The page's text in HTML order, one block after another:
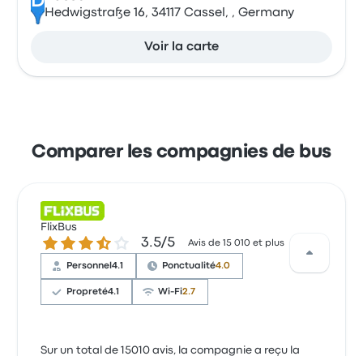
Hedwigstraße 16, 34117 Cassel, , Germany
Voir la carte
Comparer les compagnies de bus
FlixBus
3.5 sur 5 étoiles 3.5/5 Avis de 15 010 et plus
Personnel4.1 Ponctualité4.0
Propreté4.1 Wi-Fi2.7
Sur un total de 15010 avis, la compagnie a reçu la